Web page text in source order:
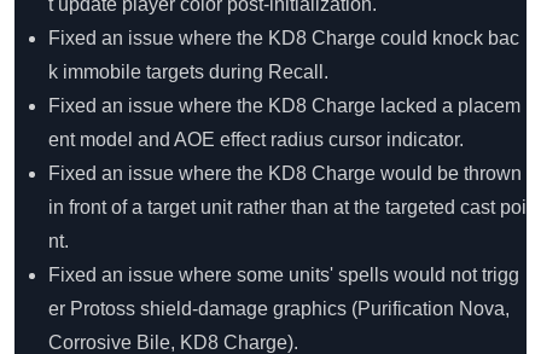
Fixed an issue where the KD8 Charge could knock bac
k immobile targets during Recall.
Fixed an issue where the KD8 Charge lacked a placem
ent model and AOE effect radius cursor indicator.
Fixed an issue where the KD8 Charge would be thrown
in front of a target unit rather than at the targeted cast poi
nt.
Fixed an issue where some units' spells would not trigg
er Protoss shield-damage graphics (Purification Nova,
Corrosive Bile, KD8 Charge).